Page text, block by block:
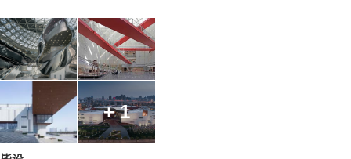
+ 1